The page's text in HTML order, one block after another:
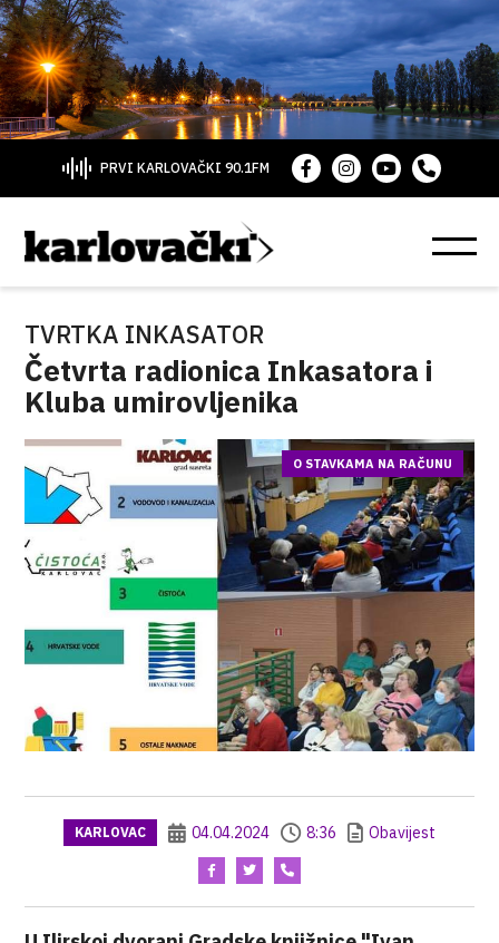
PRVI KARLOVAČKI 90.1FM
TVRTKA INKASATOR
Četvrta radionica Inkasatora i
Kluba umirovljenika
O STAVKAMA NA RAČUNU
KARLOVAC 04.04.2024 8:36 Obavijest